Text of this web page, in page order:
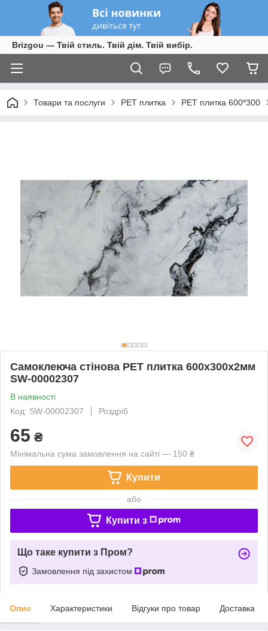
Brizgou — Твій стиль. Твій дім. Твій вибір.
Товари та послуги PET плитка PET плитка 600*300
Самоклеюча стінова PET плитка 600х300х2мм
SW-00002307
В наявності
Код: SW-00002307
Роздріб
65 ₴
Мінімальна сума замовлення на сайті — 150 ₴
Купити
або
Купити з
Що таке купити з Пром?
Замовлення під захистом
Опис Характеристики Відгуки про товар Доставка